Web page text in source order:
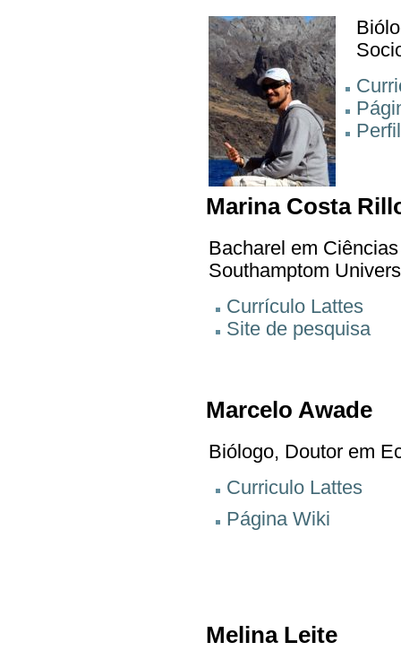
Marina Costa
Bacharel em
Southamptom
Currículo Lattes
Site de pesquisa
Marcelo Awade
Biólogo, Doutor em
Curriculo Lattes
Página Wiki
Melina Leite